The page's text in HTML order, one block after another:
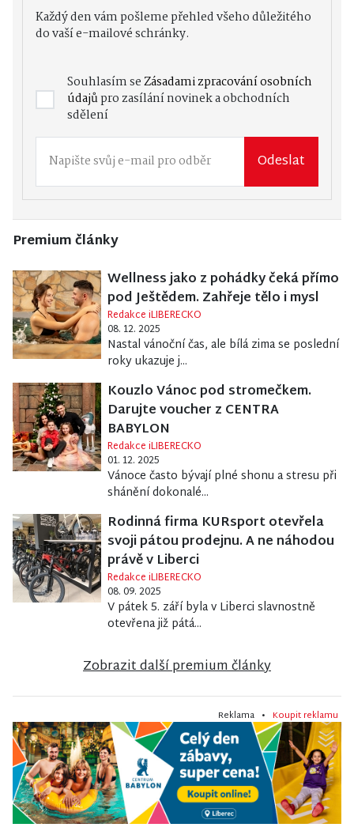
Každý den vám pošleme přehled všeho důležitého
do vaší e-mailové schránky.
Souhlasím seZásadami zpracování osobních
údajůpro zasílání novinek a obchodních
sdělení
Odeslat
Premium články
Wellness jako z pohádky čeká přímo
pod Ještědem. Zahřeje tělo i mysl
Redakce iLIBERECKO
08. 12. 2025
Nastal vánoční čas, ale bílá zima se poslední
roky ukazuje j...
Kouzlo Vánoc pod stromečkem.
Darujte voucher z CENTRA
BABYLON
Redakce iLIBERECKO
01. 12. 2025
Vánoce často bývají plné shonu a stresu při
shánění dokonalé...
Rodinná firma KURsport otevřela
svoji pátou prodejnu. A ne náhodou
právě v Liberci
Redakce iLIBERECKO
08. 09. 2025
V pátek 5. září byla v Liberci slavnostně
otevřena již pátá...
Zobrazit další premium články
Reklama • Koupit reklamu